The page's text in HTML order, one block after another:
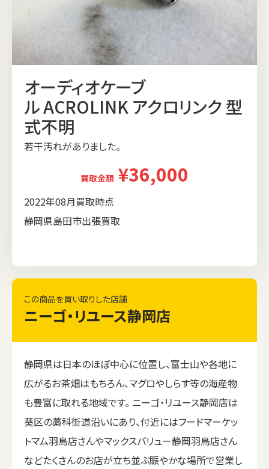
オーディオケーブ
ル ACROLINK アクロリンク 型
式不明
若干汚れがありました。
買取金額 ¥36,000
2022年08月買取時点
静岡県島田市出張買取
この商品を買い取りした店舗
ニーゴ・リユース静岡店
静岡県は日本のほぼ中心に位置し、富士山や各地に
広がるお茶畑はもちろん、マグロやしらす等の海産物
も豊富に取れる地域です。 ニーゴ・リユース静岡店は
葵区の藁科街道沿いにあり、付近にはフードマーケッ
トマム羽鳥店さんやマックスバリュー静岡羽鳥店さん
などたくさんのお店が立ち並ぶ賑やかな場所で営業し